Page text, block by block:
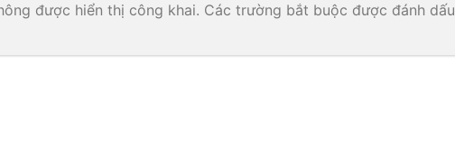
được hiển thị công khai. Các trường bắt buộc được đánh dấu